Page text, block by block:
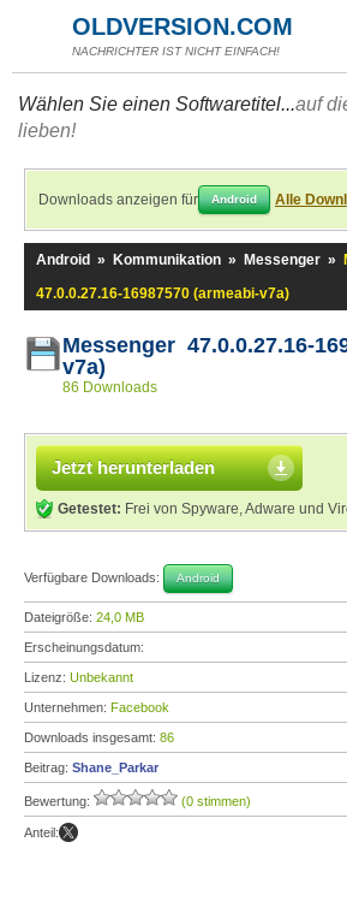
OLDVERSION.COM
NACHRICHTER IST NICHT EINFACH!
Wählen Sie einen Softwaretitel...auf
lieben!
Downloads anzeigen für Android Alle
Android » Kommunikation » Messenger »
47.0.0.27.16-16987570 (armeabi-v7a)
Messenger 47.0.0.27.16-
v7a)
86 Downloads
Jetzt herunterladen
Getestet: Frei von Spyware, Adware und
Verfügbare Downloads: Android
Dateigröße: 24,0 MB
Erscheinungsdatum:
Lizenz: Unbekannt
Unternehmen: Facebook
Downloads insgesamt: 86
Beitrag: Shane_Parkar
Bewertung: (0 stimmen)
Anteil: